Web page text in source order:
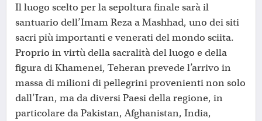
Il luogo scelto per la sepoltura finale sarà il
santuario dell’Imam Reza a Mashhad, uno dei siti
sacri più importanti e venerati del mondo sciita.
Proprio in virtù della sacralità del luogo e della
figura di Khamenei, Teheran prevede l’arrivo in
massa di milioni di pellegrini provenienti non solo
dall’Iran, ma da diversi Paesi della regione, in
particolare da Pakistan, Afghanistan, India,